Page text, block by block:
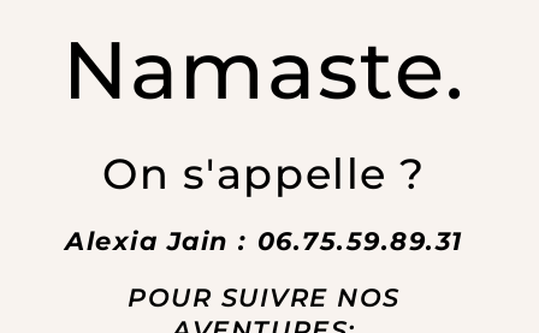
Namaste.
On s'appelle ?
Alexia Jain : 06.75.59.89.31
POUR SUIVRE NOS